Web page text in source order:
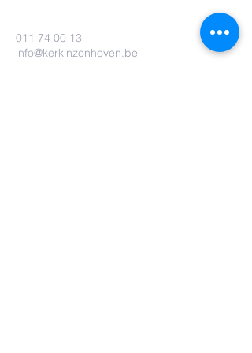
011 74 00 13
info@kerkinzonhoven.be